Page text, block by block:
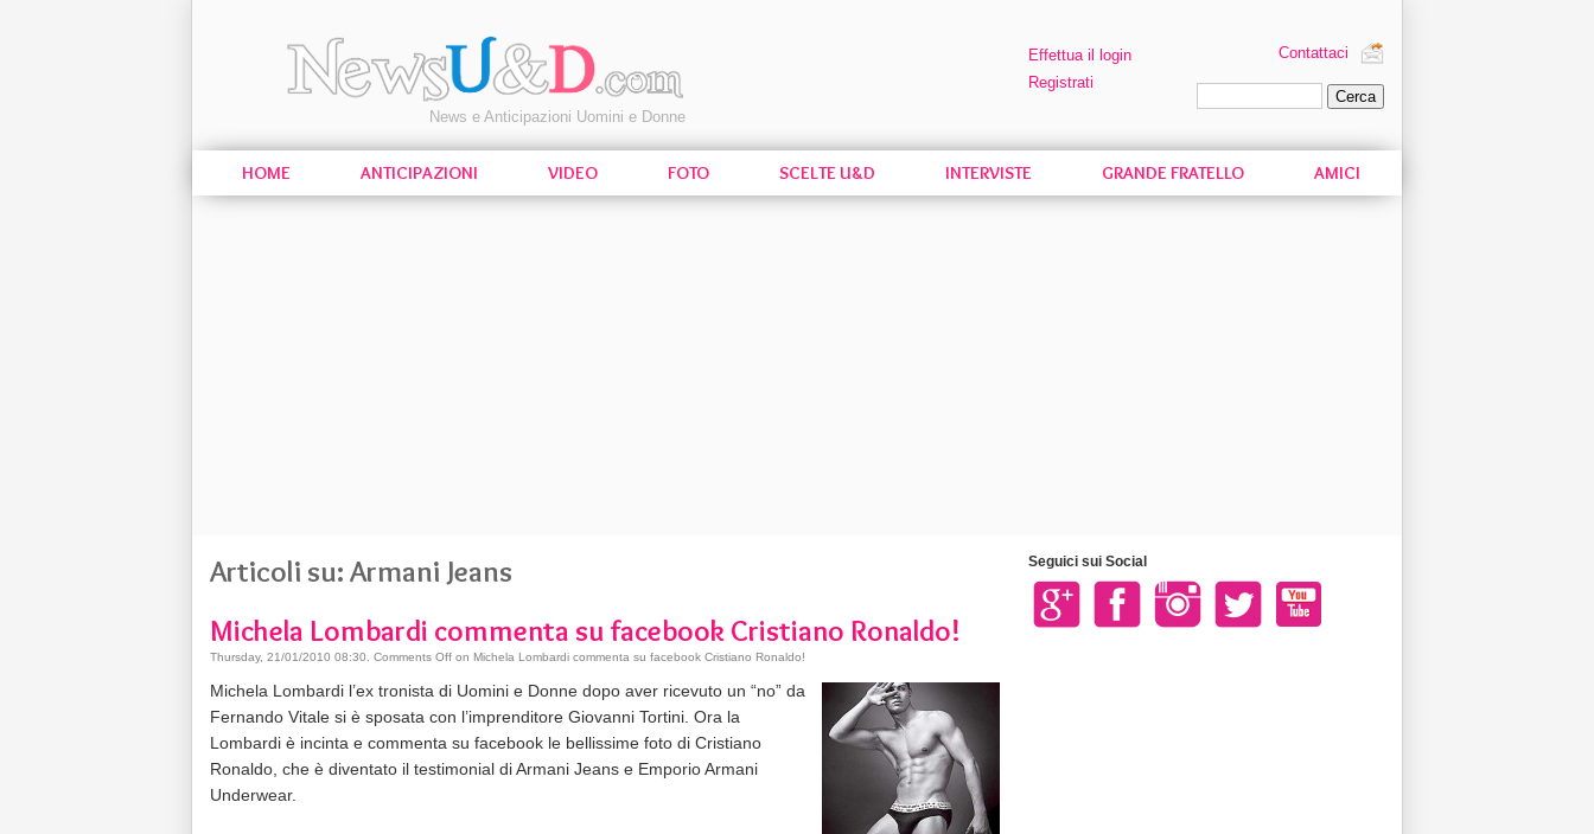
News e Anticipazioni Uomini e Donne
Effettua il login
Registrati
Contattaci
HOME ANTICIPAZIONI VIDEO FOTO SCELTE U&D INTERVISTE GRANDE FRATELLO AMICI
Articoli su: Armani Jeans
Michela Lombardi commenta su facebook Cristiano Ronaldo!
Thursday, 21/01/2010 08:30 Comments Off on Michela Lombardi commenta su facebook Cristiano Ronaldo!
Michela Lombardi l’ex tronista di Uomini e Donne dopo aver ricevuto un “no” da
Fernando Vitale si è sposata con l’imprenditore Giovanni Tortini. Ora la
Lombardi è incinta e commenta su facebook le bellissime foto di Cristiano
Ronaldo, che è diventato il testimonial di Armani Jeans e Emporio Armani
Underwear.
Seguici sui Social